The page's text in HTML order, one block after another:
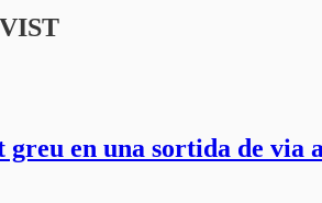
en una sortida de via